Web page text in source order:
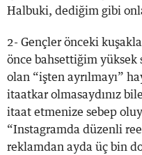
Halbuki, dediğim gibi
2- Gençler önceki
önce bahsettiğim yüksek
olan “işten ayrılmayı”
itaatkar olmasaydınız
itaat etmenize sebep
“Instagramda düzenli
reklamdan ayda üç bin